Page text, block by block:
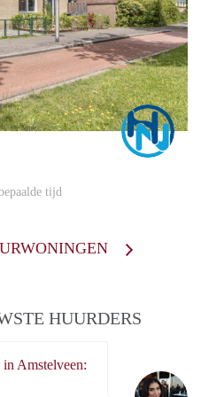
tijd
HUURDERS
in Amstelveen: